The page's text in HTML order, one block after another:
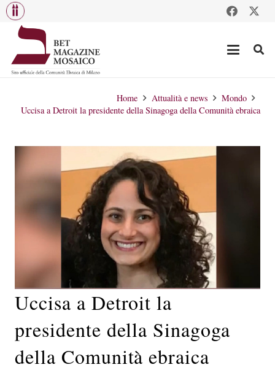
Home Attualità e news
Mondo
Uccisa a Detroit la presidente della Sinagoga della Comunità ebraica
Uccisa a Detroit la
presidente della Sinagoga
della Comunità ebraica